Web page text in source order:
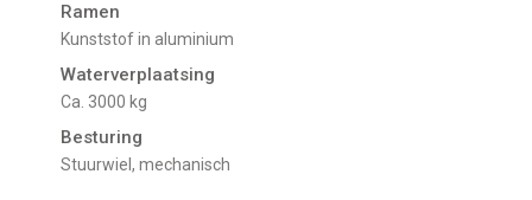
Ramen
Kunststof in aluminium
Waterverplaatsing
Ca. 3000 kg
Besturing
Stuurwiel, mechanisch